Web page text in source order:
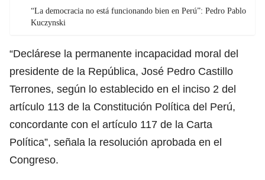
“La democracia no está funcionando bien en Perú”: Pedro Pablo
Kuczynski
“Declárese la permanente incapacidad moral del
presidente de la República, José Pedro Castillo
Terrones, según lo establecido en el inciso 2 del
artículo 113 de la Constitución Política del Perú,
concordante con el artículo 117 de la Carta
Política”, señala la resolución aprobada en el
Congreso.